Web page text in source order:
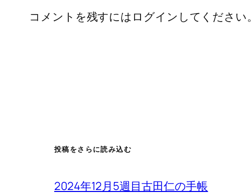
コメントを残すにはログインしてください。
投稿をさらに読み込む
2024年12月5週目古田仁の手帳